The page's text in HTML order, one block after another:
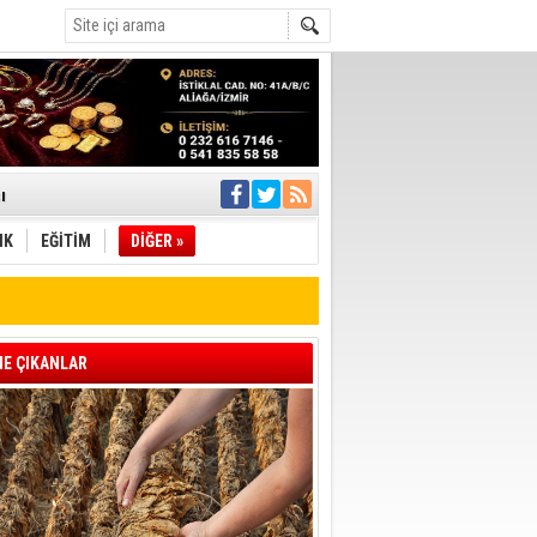
İletti
müdahale
Geçti
EĞİTİM DİĞER »
ÇIKANLAR